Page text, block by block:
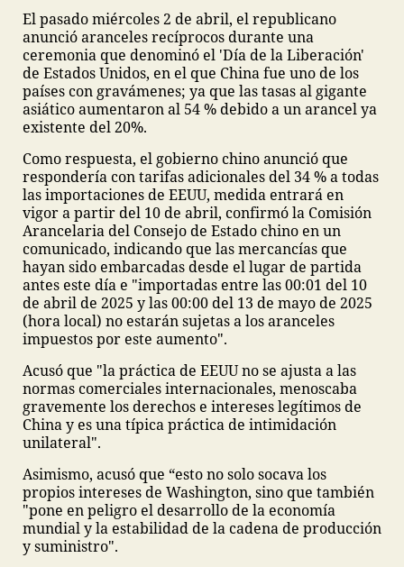
El pasado miércoles 2 de abril, el republicano
anunció aranceles recíprocos durante una
ceremonia que denominó el 'Día de la Liberación'
de Estados Unidos, en el que China fue uno de los
países con gravámenes; ya que las tasas al gigante
asiático aumentaron al 54 % debido a un arancel ya
existente del 20%.
Como respuesta, el gobierno chino anunció que
respondería con tarifas adicionales del 34 % a todas
las importaciones de EEUU, medida entrará en
vigor a partir del 10 de abril, confirmó la Comisión
Arancelaria del Consejo de Estado chino en un
comunicado, indicando que las mercancías que
hayan sido embarcadas desde el lugar de partida
antes este día e "importadas entre las 00:01 del 10
de abril de 2025 y las 00:00 del 13 de mayo de 2025
(hora local) no estarán sujetas a los aranceles
impuestos por este aumento".
Acusó que "la práctica de EEUU no se ajusta a las
normas comerciales internacionales, menoscaba
gravemente los derechos e intereses legítimos de
China y es una típica práctica de intimidación
unilateral".
Asimismo, acusó que “esto no solo socava los
propios intereses de Washington, sino que también
"pone en peligro el desarrollo de la economía
mundial y la estabilidad de la cadena de producción
y suministro".